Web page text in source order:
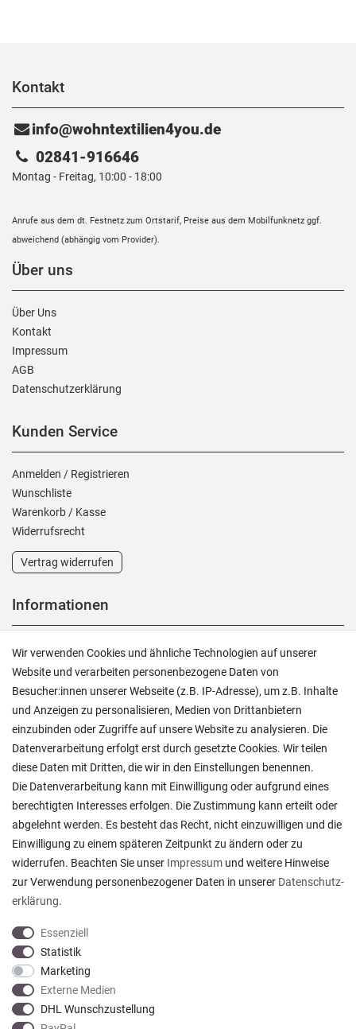
Kontakt
info@wohntextilien4you.de
02841-916646
Montag - Freitag, 10:00 - 18:00
Anrufe aus dem dt. Festnetz zum Ortstarif, Preise aus dem Mobilfunknetz ggf.
abweichend (abhängig vom Provider).
Über uns
Über Uns
Kontakt
Impressum
AGB
Daten­schutz­erklärung
Kunden Service
Anmelden / Registrieren
Wunschliste
Warenkorb / Kasse
Widerrufs­recht
Vertrag widerrufen
Informationen
Versand und Zahlung
Rücksendungen
Lieferung in die Schweiz
Pflegesymbole
Lagerverkauf
Ratgeber & News
Alles wie beschrieben , sehr gute Qualität
Rainer T., Rheine
Datum der Veröffentlichung: 06.08.2026
Datum der Kauferfahrung: 27.07.2026
922 Bewertungen
Wir verwenden Cookies und ähnliche Technologien auf unserer
Website und verarbeiten personenbezogene Daten von
Besucher:innen unserer Webseite (z.B. IP-Adresse), um z.B. Inhalte
und Anzeigen zu personalisieren, Medien von Drittanbietern
einzubinden oder Zugriffe auf unsere Website zu analysieren. Die
Datenverarbeitung erfolgt erst durch gesetzte Cookies. Wir teilen
diese Daten mit Dritten, die wir in den Einstellungen benennen.
Die Datenverarbeitung kann mit Einwilligung oder aufgrund eines
berechtigten Interesses erfolgen. Die Zustimmung kann erteilt oder
abgelehnt werden. Es besteht das Recht, nicht einzuwilligen und die
Einwilligung zu einem späteren Zeitpunkt zu ändern oder zu
widerrufen. Beachten Sie unser Impressum und weitere Hinweise
zur Verwendung personenbezogener Daten in unserer Daten­schutz­
erklärung.
Essenziell
Statistik
Marketing
Externe Medien
DHL Wunschzustellung